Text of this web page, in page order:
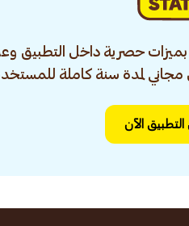
بميزات حصرية داخل
لمدة سنة كاملة
الآن